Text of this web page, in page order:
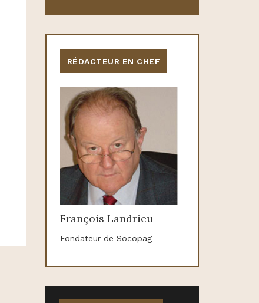
RÉDACTEUR EN CHEF
François Landrieu
Fondateur de Socopag